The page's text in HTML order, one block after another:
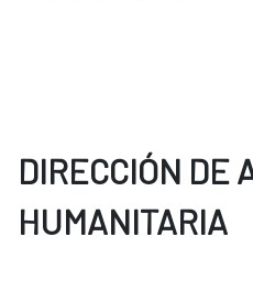
DIRECCIÓN DE
HUMANITARIA